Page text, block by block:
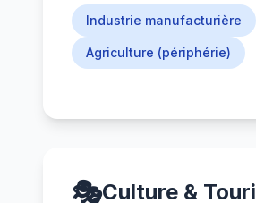
Industrie manufacturière
Agriculture (périphérie)
🎭Culture &